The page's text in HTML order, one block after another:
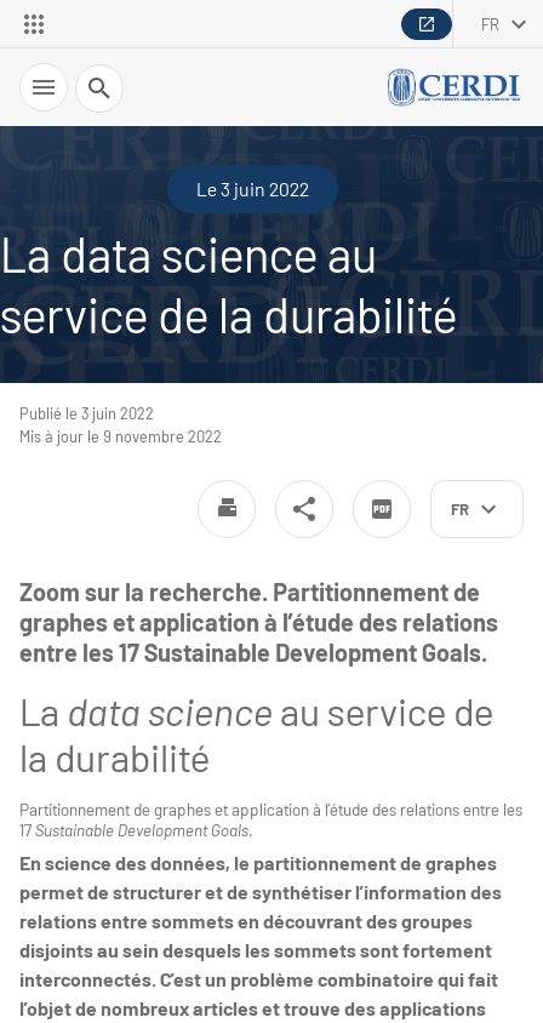
FR
Recherche
Le 3 juin 2022
La data science au
service de la durabilité
FR
Publié le 3 juin 2022
Mis à jour le 9 novembre 2022
Zoom sur la recherche. Partitionnement de
graphes et application à l’étude des relations
entre les 17 Sustainable Development Goals.
La data science au service de
la durabilité
Partitionnement de graphes et application à l’étude des relations entre les
17Sustainable Development Goals.
En science des données, le partitionnement de graphes
permet de structurer et de synthétiser l’information des
relations entre sommets en découvrant des groupes
disjoints au sein desquels les sommets sont fortement
interconnectés. C’est un problème combinatoire qui fait
l’objet de nombreux articles et trouve des applications